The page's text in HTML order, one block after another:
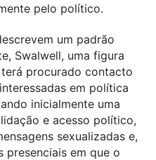
pelo político.
um padrão
Swalwell, uma figura
procurado contacto
em política
inicialmente uma
e acesso político,
sexualizadas e,
presenciais em que o